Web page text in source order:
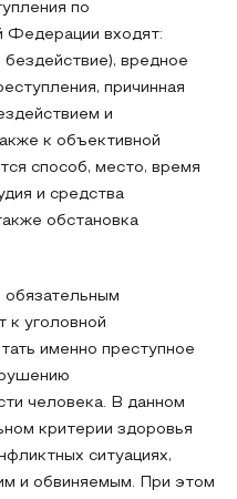
по
Федерации входят:
бездействие), вредное
причинная
и
к объективной
способ, место, время
и средства
обстановка
обязательным
к уголовной
именно преступное
человека. В данном
критерии здоровья
ситуациях,
и обвиняемым. При этом